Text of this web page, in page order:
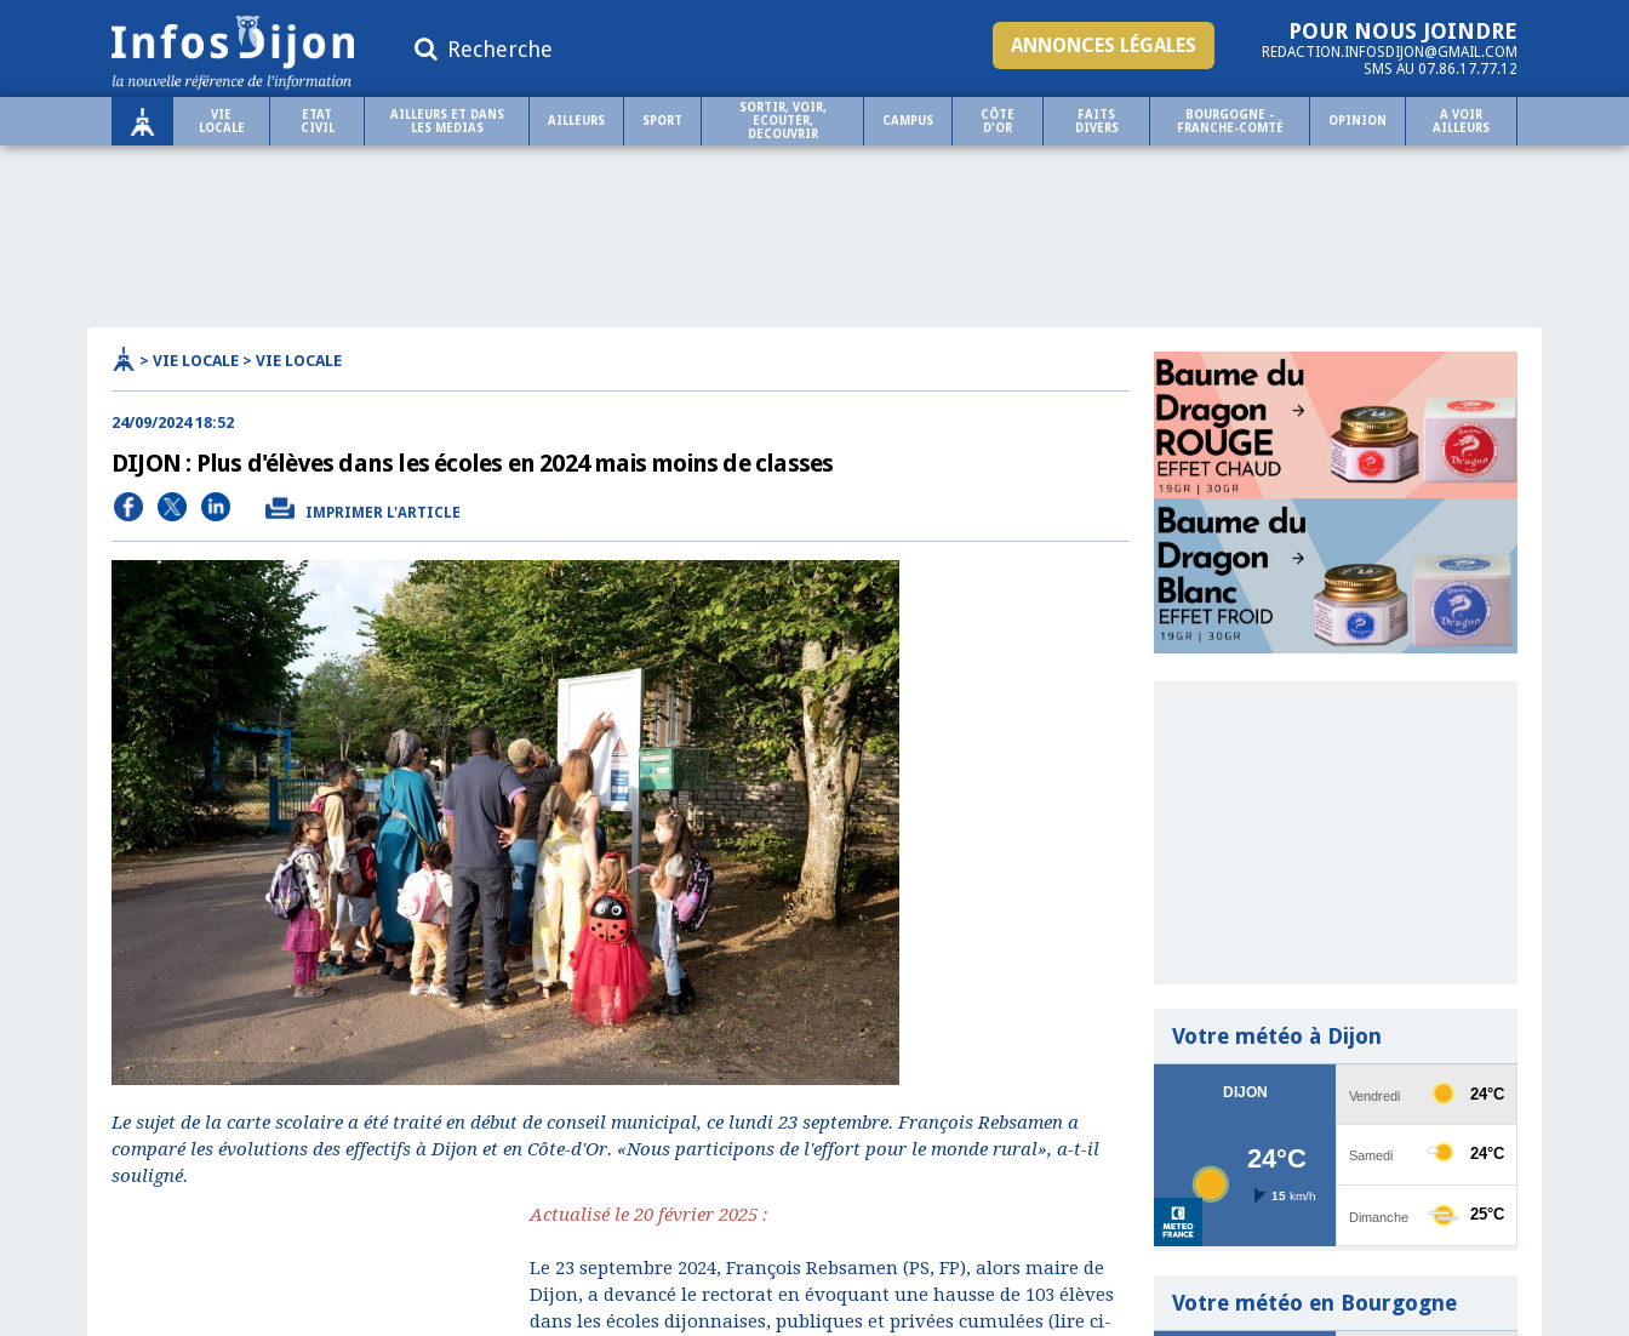
Recherche
POUR NOUS JOINDRE
REDACTION.INFOSDIJON@GMAIL.COM
SMS AU 07.86.17.77.12
ANNONCES LÉGALES
VIE
LOCALE
ETAT
CIVIL
AILLEURS ET DANS
LES MEDIAS
AILLEURS SPORT
SORTIR, VOIR,
ECOUTER,
DECOUVRIR
CAMPUS
CÔTE
D'OR
FAITS
DIVERS
BOURGOGNE -
FRANCHE-COMTÉ
OPINION
A VOIR
AILLEURS
> VIE LOCALE > VIE LOCALE
24/09/2024 18:52
DIJON : Plus d'élèves dans les écoles en 2024 mais moins de classes
IMPRIMER L'ARTICLE
Le sujet de la carte scolaire a été traité en début de conseil municipal, ce lundi 23 septembre. François Rebsamen a
comparé les évolutions des effectifs à Dijon et en Côte-d'Or. «Nous participons de l'effort pour le monde rural», a-t-il
souligné.
Actualisé le 20 février 2025 :
Le 23 septembre 2024, François Rebsamen (PS, FP), alors maire de
Dijon, a devancé le rectorat en évoquant une hausse de 103 élèves
dans les écoles dijonnaises, publiques et privées cumulées (lire ci-
Votre météo à Dijon
Votre météo en Bourgogne